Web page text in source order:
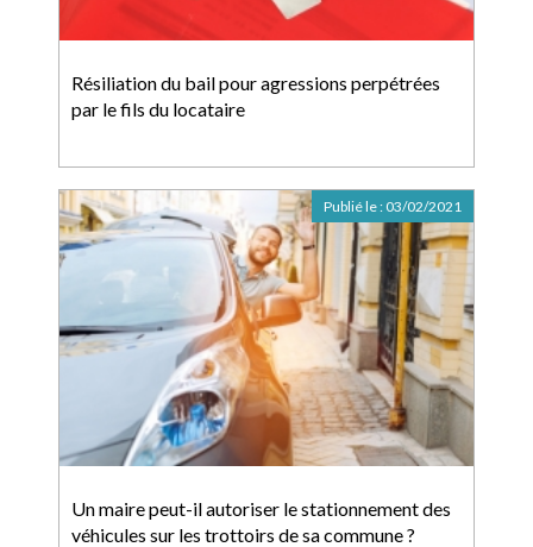
Résiliation du bail pour agressions perpétrées
par le fils du locataire
Un maire peut-il autoriser le stationnement des
véhicules sur les trottoirs de sa commune ?
Publié le : 03/02/2021